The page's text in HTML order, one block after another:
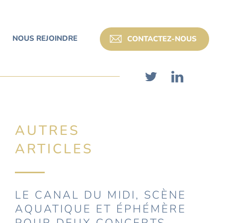
NOUS REJOINDRE CONTACTEZ-NOUS
AUTRES
ARTICLES
LE CANAL DU MIDI, SCÈNE
AQUATIQUE ET ÉPHÉMÈRE